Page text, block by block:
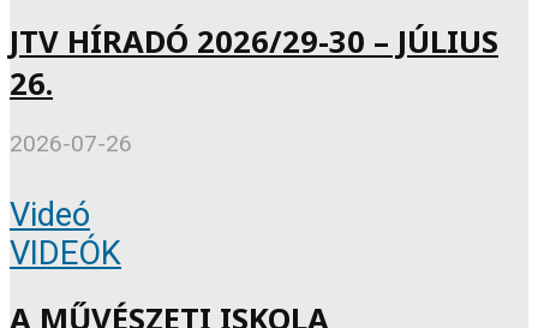
JTV HÍRADÓ 2026/29-30 – JÚLIUS
26.
2026-07-26
Videó
VIDEÓK
A MŰVÉSZETI ISKOLA